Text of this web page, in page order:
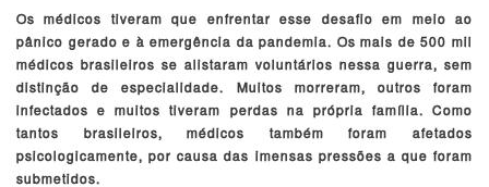
Os médicos tiveram que enfrentar esse desafio em meio ao
pânico gerado e à emergência da pandemia. Os mais de 500 mil
médicos brasileiros se alistaram voluntários nessa guerra, sem
distinção de especialidade. Muitos morreram, outros foram
infectados e muitos tiveram perdas na própria família. Como
tantos brasileiros, médicos também foram afetados
psicologicamente, por causa das imensas pressões a que foram
submetidos.